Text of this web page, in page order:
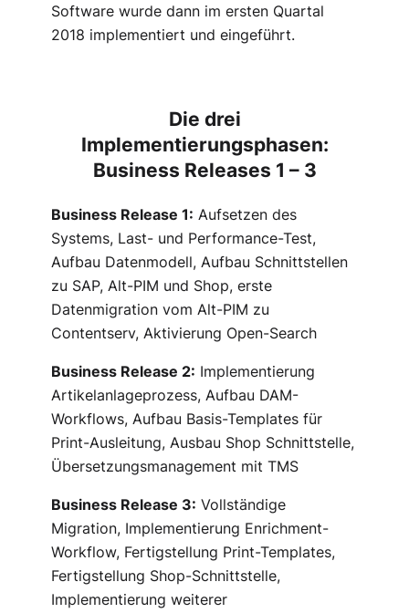
Software wurde dann im ersten Quartal
2018 implementiert und eingeführt.
Die drei
Implementierungsphasen:
Business Releases 1 – 3
Business Release 1: Aufsetzen des
Systems, Last- und Performance-Test,
Aufbau Datenmodell, Aufbau Schnittstellen
zu SAP, Alt-PIM und Shop, erste
Datenmigration vom Alt-PIM zu
Contentserv, Aktivierung Open-Search
Business Release 2: Implementierung
Artikelanlageprozess, Aufbau DAM-
Workflows, Aufbau Basis-Templates für
Print-Ausleitung, Ausbau Shop Schnittstelle,
Übersetzungsmanagement mit TMS
Business Release 3: Vollständige
Migration, Implementierung Enrichment-
Workflow, Fertigstellung Print-Templates,
Fertigstellung Shop-Schnittstelle,
Implementierung weiterer